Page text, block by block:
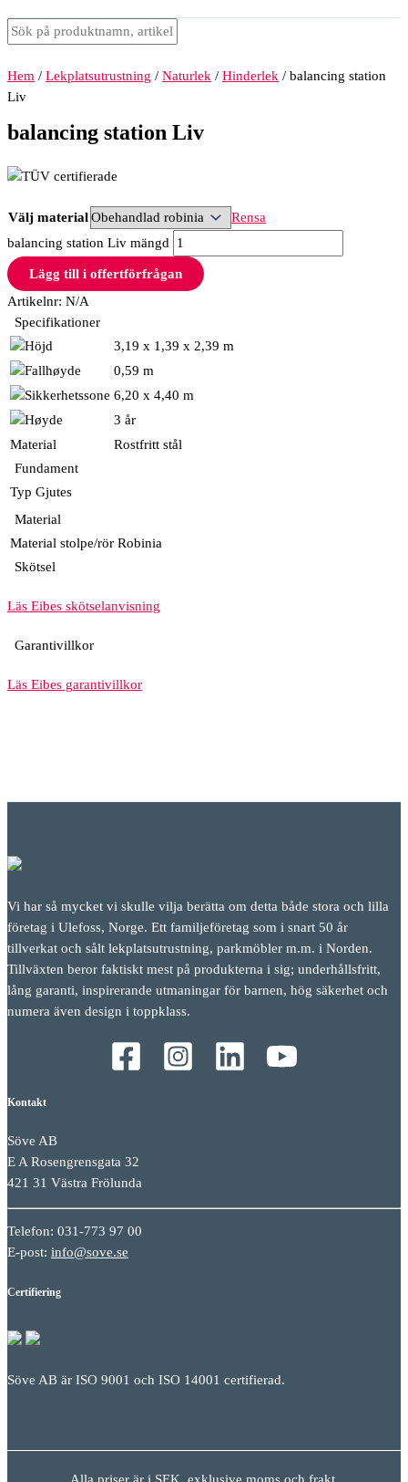
Hem / Lekplatsutrustning / Naturlek / Hinderlek / balancing station
Liv
balancing station Liv
Välj material
Rensa
balancing station Liv mängd
Lägg till i offertförfrågan
Artikelnr: N/A
Specifikationer
3,19 x 1,39 x 2,39 m
0,59 m
6,20 x 4,40 m
3 år
Material
Rostfritt stål
Fundament
Typ Gjutes
Material
Material stolpe/rör Robinia
Skötsel
Läs Eibes skötselanvisning
Garantivillkor
Läs Eibes garantivillkor
Vi har så mycket vi skulle vilja berätta om detta både stora och lilla
företag i Ulefoss, Norge. Ett familjeföretag som i snart 50 år
tillverkat och sålt lekplatsutrustning, parkmöbler m.m. i Norden.
Tillväxten beror faktiskt mest på produkterna i sig; underhållsfritt,
lång garanti, inspirerande utmaningar för barnen, hög säkerhet och
numera även design i toppklass.
Kontakt
Söve AB
E A Rosengrensgata 32
421 31 Västra Frölunda
Telefon: 031-773 97 00
E-post: info@sove.se
Certifiering
Söve AB är ISO 9001 och ISO 14001 certifierad.